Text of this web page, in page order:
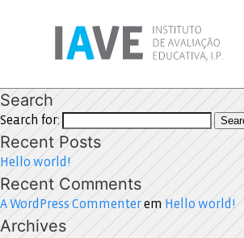
Search
Search for:
Recent Posts
Hello world!
Recent Comments
A WordPress Commenterem Hello world!
Archives